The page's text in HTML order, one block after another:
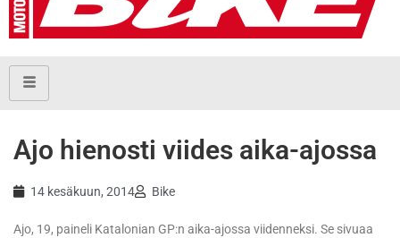
Ajo hienosti viides aika-ajossa
14 kesäkuun, 2014 Bike
Ajo, 19, paineli Katalonian GP:n aika-ajossa viidenneksi. Se sivuaa